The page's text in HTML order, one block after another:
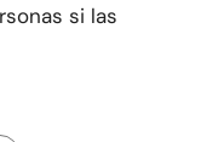
si las